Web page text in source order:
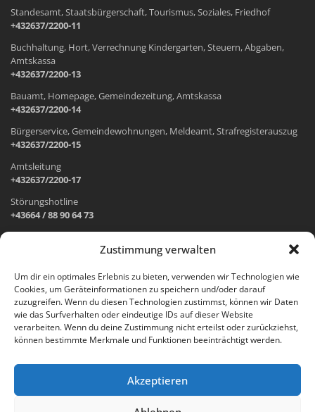
Zustimmung verwalten
Um dir ein optimales Erlebnis zu bieten, verwenden wir Technologien wie
Cookies, um Geräteinformationen zu speichern und/oder darauf
zuzugreifen. Wenn du diesen Technologien zustimmst, können wir Daten
wie das Surfverhalten oder eindeutige IDs auf dieser Website
verarbeiten. Wenn du deine Zustimmung nicht erteilst oder zurückziehst,
können bestimmte Merkmale und Funktionen beeinträchtigt werden.
Akzeptieren
Standesamt, Staatsbürgerschaft, Tourismus, Soziales, Friedhof
+432637/2200-11
Buchhaltung, Hort, Verrechnung Kindergarten, Steuern, Abgaben,
Amtskassa
+432637/2200-13
Bauamt, Homepage, Gemeindezeitung, Amtskassa
+432637/2200-14
Bürgerservice, Gemeindewohnungen, Meldeamt, Strafregisterauszug
+432637/2200-15
Amtsleitung
+432637/2200-17
Störungshotline
+43664 / 88 90 64 73
Wr. Neustädter Straße 1
2733 Grünbach am Schneeberg
Öffnungszeiten Gemeindeamt:
Montag: 8.00 – 12.00 Uhr und 14.00 – 18.00 Uhr
Freitag: 8.00 – 12.00 Uhr
Email: